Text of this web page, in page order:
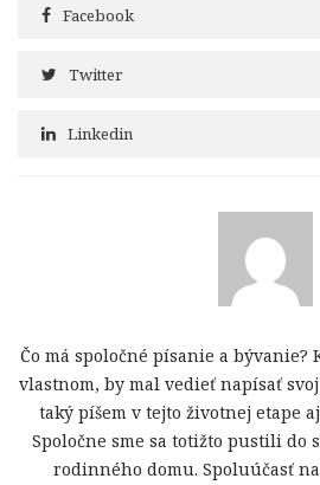
Facebook
Twitter
Linkedin
Čo má spoločné písanie a bývanie?
vlastnom, by mal vedieť napísať
taký píšem v tejto životnej etape
Spoločne sme sa totižto pustili do
rodinného domu. Spoluúčasť